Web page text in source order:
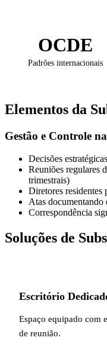
OCDE
Padrões internacionais
Elementos da
Gestão e Controle
Decisões
Reuniões regulares
trimestrais)
Diretores residentes
Atas documentando
Correspondência
Soluções de
Escritório
Espaço equipado com
de reunião.